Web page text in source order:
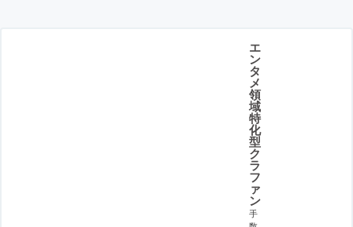
エ
ン
タ
メ
領
域
特
化
型
ク
ラ
フ
ァ
ン
手